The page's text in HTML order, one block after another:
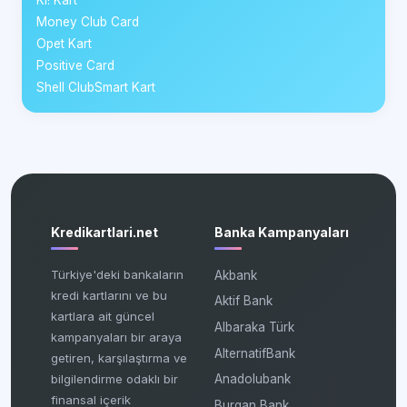
Money Club Card
Opet Kart
Positive Card
Shell ClubSmart Kart
Kredikartlari.net
Türkiye'deki bankaların
kredi kartlarını ve bu
kartlara ait güncel
kampanyaları bir araya
getiren, karşılaştırma ve
bilgilendirme odaklı bir
finansal içerik
Banka Kampanyaları
Akbank
Aktif Bank
Albaraka Türk
AlternatifBank
Anadolubank